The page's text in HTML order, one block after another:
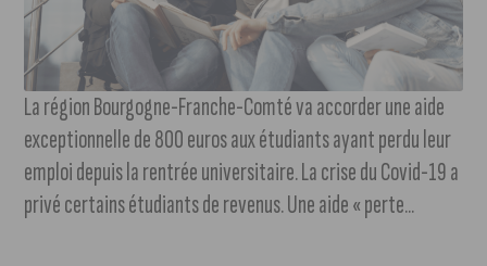
La région Bourgogne-Franche-Comté va accorder une aide
exceptionnelle de 800 euros aux étudiants ayant perdu leur
emploi depuis la rentrée universitaire. La crise du Covid-19 a
privé certains étudiants de revenus. Une aide « perte...